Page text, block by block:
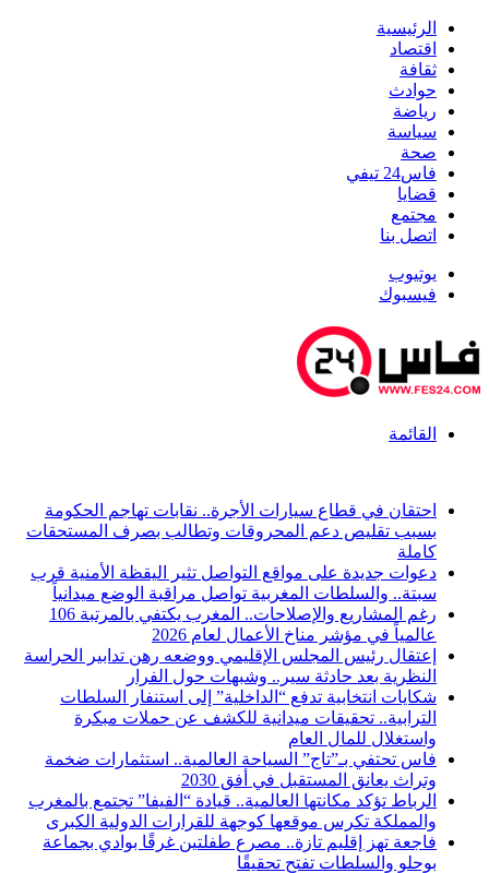
الرئيسية
اقتصاد
ثقافة
حوادث
رياضة
سياسة
صحة
فاس24 تيفي
قضايا
مجتمع
اتصل بنا
يوتيوب
فيسبوك
القائمة
احتقان في قطاع سيارات الأجرة.. نقابات تهاجم الحكومة
بسبب تقليص دعم المحروقات وتطالب بصرف المستحقات
كاملة
دعوات جديدة على مواقع التواصل تثير اليقظة الأمنية قرب
سبتة.. والسلطات المغربية تواصل مراقبة الوضع ميدانياً
رغم المشاريع والإصلاحات.. المغرب يكتفي بالمرتبة 106
عالمياً في مؤشر مناخ الأعمال لعام 2026
إعتقال رئيس المجلس الإقليمي ووضعه رهن تدابير الحراسة
النظرية بعد حادثة سير.. وشبهات حول الفرار
شكايات انتخابية تدفع “الداخلية” إلى استنفار السلطات
الترابية.. تحقيقات ميدانية للكشف عن حملات مبكرة
واستغلال للمال العام
فاس تحتفي بـ”تاج” السياحة العالمية.. استثمارات ضخمة
وتراث يعانق المستقبل في أفق 2030
الرباط تؤكد مكانتها العالمية.. قيادة “الفيفا” تجتمع بالمغرب
والمملكة تكرس موقعها كوجهة للقرارات الدولية الكبرى
فاجعة تهز إقليم تازة.. مصرع طفلتين غرقًا بوادي بجماعة
بوحلو والسلطات تفتح تحقيقًا